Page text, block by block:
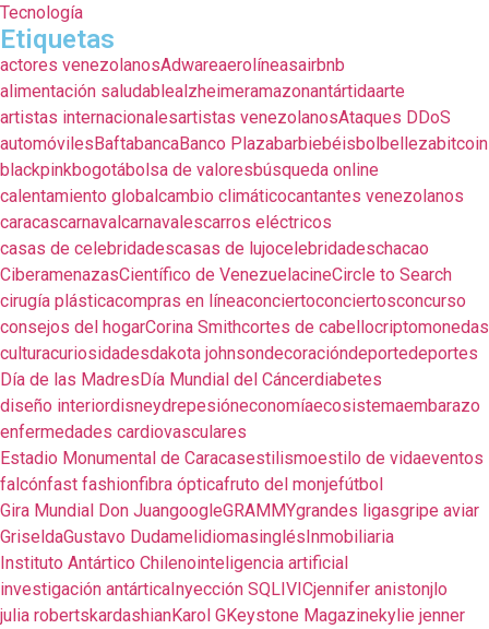
Tecnología
Etiquetas
actores venezolanosAdwareaerolíneasairbnb
alimentación saludablealzheimeramazonantártidaarte
artistas internacionalesartistas venezolanosAtaques DDoS
automóvilesBaftabancaBanco Plazabarbiebéisbolbellezabitcoin
blackpinkbogotábolsa de valoresbúsqueda online
calentamiento globalcambio climáticocantantes venezolanos
caracascarnavalcarnavalescarros eléctricos
casas de celebridadescasas de lujocelebridadeschacao
CiberamenazasCientífico de VenezuelacineCircle to Search
cirugía plásticacompras en líneaconciertoconciertosconcurso
consejos del hogarCorina Smithcortes de cabellocriptomonedas
culturacuriosidadesdakota johnsondecoracióndeportedeportes
Día de las MadresDía Mundial del Cáncerdiabetes
diseño interiordisneydrepesióneconomíaecosistemaembarazo
enfermedades cardiovasculares
Estadio Monumental de Caracasestilismoestilo de vidaeventos
falcónfast fashionfibra ópticafruto del monjefútbol
Gira Mundial Don JuangoogleGRAMMYgrandes ligasgripe aviar
GriseldaGustavo DudamelidiomasinglésInmobiliaria
Instituto Antártico Chilenointeligencia artificial
investigación antárticaInyección SQLIVICjennifer anistonjlo
julia robertskardashianKarol GKeystone Magazinekylie jenner